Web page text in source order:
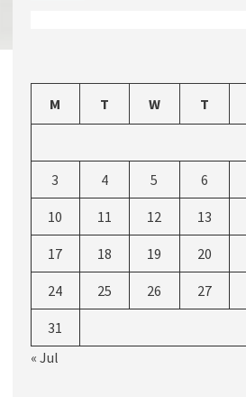
M T W T
3 4 5 6
10 11 12 13
17 18 19 20
24 25 26 27
31
« Jul